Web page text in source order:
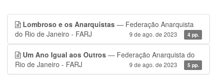
Lombroso e os Anarquistas — Federação Anarquista
do Rio de Janeiro - FARJ
9 de ago. de 2023 4 pp.
Um Ano Igual aos Outros — Federação Anarquista do
Rio de Janeiro - FARJ
9 de ago. de 2023 5 pp.